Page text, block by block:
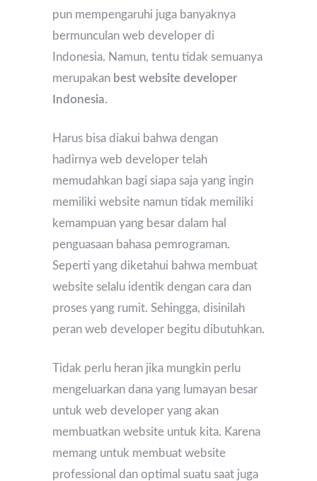
pun mempengaruhi juga banyaknya
bermunculan web developer di
Indonesia. Namun, tentu tidak semuanya
merupakan best website developer
Indonesia.
Harus bisa diakui bahwa dengan
hadirnya web developer telah
memudahkan bagi siapa saja yang ingin
memiliki website namun tidak memiliki
kemampuan yang besar dalam hal
penguasaan bahasa pemrograman.
Seperti yang diketahui bahwa membuat
website selalu identik dengan cara dan
proses yang rumit. Sehingga, disinilah
peran web developer begitu dibutuhkan.
Tidak perlu heran jika mungkin perlu
mengeluarkan dana yang lumayan besar
untuk web developer yang akan
membuatkan website untuk kita. Karena
memang untuk membuat website
professional dan optimal suatu saat juga